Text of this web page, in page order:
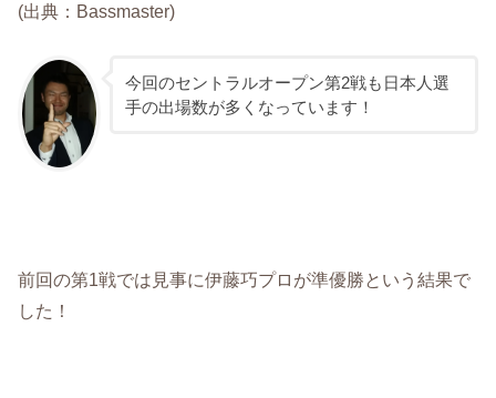
(出典：Bassmaster)
今回のセントラルオープン第2戦も日本人選
手の出場数が多くなっています！
前回の第1戦では見事に伊藤巧プロが準優勝という結果で
した！